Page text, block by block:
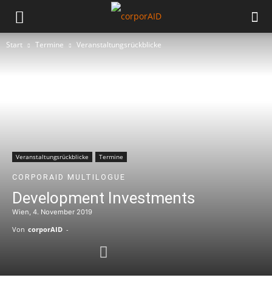
Start Termine Veranstaltungsrückblicke
Veranstaltungsrückblicke Termine
CORPORAID MULTILOGUE
Development Investments
Wien, 4. November 2019
Von corporAID -